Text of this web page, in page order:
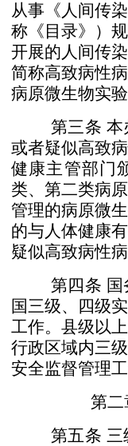
从事《人间传
称《目录》）
开展的人间传
简称高致病性
病原微生物实
第三条 本
或者疑似高致
健康主管部门
类、第二类病
管理的病原微
的与人体健康
疑似高致病性
第四条
国三级、四级
工作。 县级以
行政区域内三
安全监督管理工
第二
第五条 三